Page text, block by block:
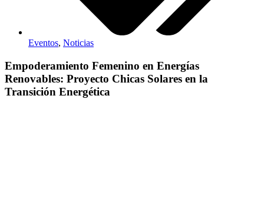
Eventos, Noticias
Empoderamiento Femenino en Energías
Renovables: Proyecto Chicas Solares en la
Transición Energética